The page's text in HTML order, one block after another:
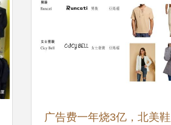
广告费一年烧3亿，北美